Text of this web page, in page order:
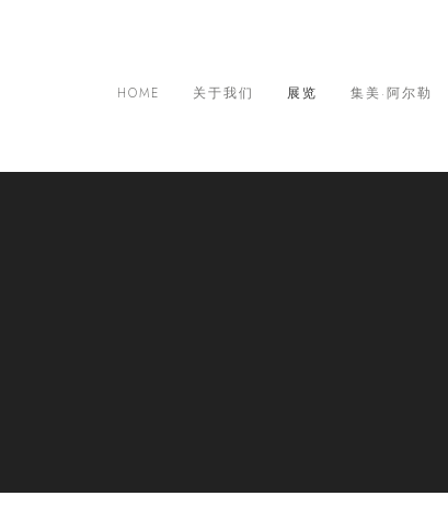
HOME 关于我们 展览 集美·阿尔勒